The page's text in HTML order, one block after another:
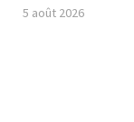
5 août 2026